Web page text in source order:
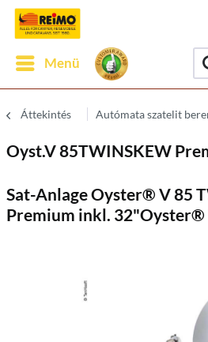
Menü
Áttekintés Autómata szatelit
Oyst.V 85TWINSKEW
Sat-Anlage Oyster® V 85
Premium inkl. 32"Oyster®